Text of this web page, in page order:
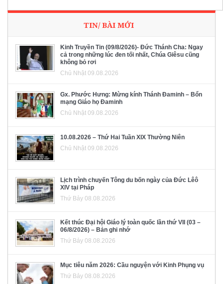
TIN/ BÀI MỚI
Kinh Truyền Tin (09/8/2026)- Đức Thánh Cha: Ngay
cả trong những lúc đen tối nhất, Chúa Giêsu cũng
không bỏ rơi
Chủ Nhật 09.08.2026
Gx. Phước Hưng: Mừng kính Thánh Đaminh – Bổn
mạng Giáo họ Đaminh
Chủ Nhật 09.08.2026
10.08.2026 – Thứ Hai Tuần XIX Thường Niên
Chủ Nhật 09.08.2026
Lịch trình chuyến Tông du bốn ngày của Đức Lêô
XIV tại Pháp
Thứ Bảy 08.08.2026
Kết thúc Đại hội Giáo lý toàn quốc lần thứ VII (03 –
06/8/2026) – Bản ghi nhớ
Thứ Bảy 08.08.2026
Mục tiêu năm 2026: Cầu nguyện với Kinh Phụng vụ
Thứ Bảy 08.08.2026